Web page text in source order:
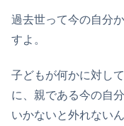
過去世って今の自分
すよ。
子どもが何かに対し
に、親である今の自
いかないと外れないん